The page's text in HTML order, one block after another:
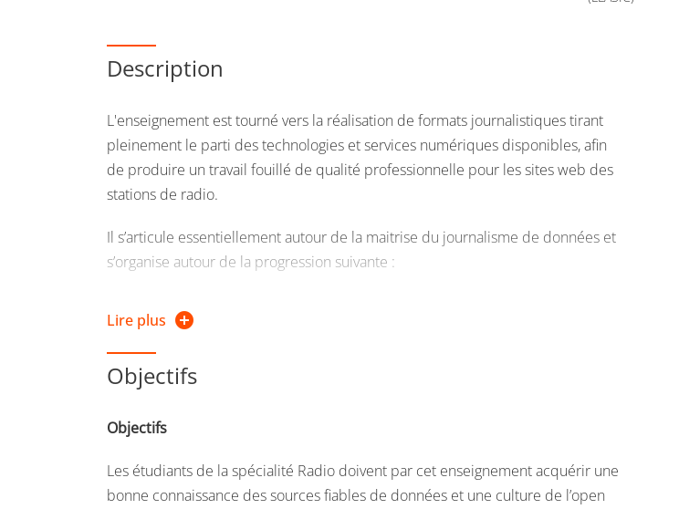
Description
L'enseignement est tourné vers la réalisation de formats journalistiques tirant
pleinement le parti des technologies et services numériques disponibles, afin
de produire un travail fouillé de qualité professionnelle pour les sites web des
stations de radio.
Il s’articule essentiellement autour de la maitrise du journalisme de données et
s’organise autour de la progression suivante :
Recherche et collecte des données sur un sujet
Nettoyage et traitement des données
Visualisation graphique et mise en récit des données
Lire plus
Objectifs
Objectifs
Les étudiants de la spécialité Radio doivent par cet enseignement acquérir une
bonne connaissance des sources fiables de données et une culture de l’open